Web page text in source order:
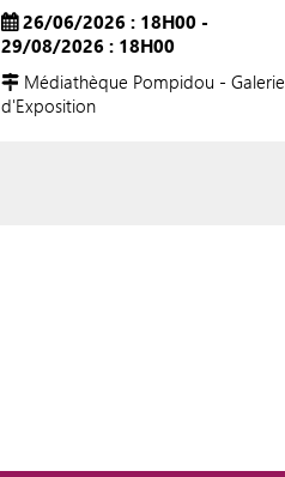
26/06/2026 : 18H00 -
29/08/2026 : 18H00
Médiathèque Pompidou - Galerie
d'Exposition